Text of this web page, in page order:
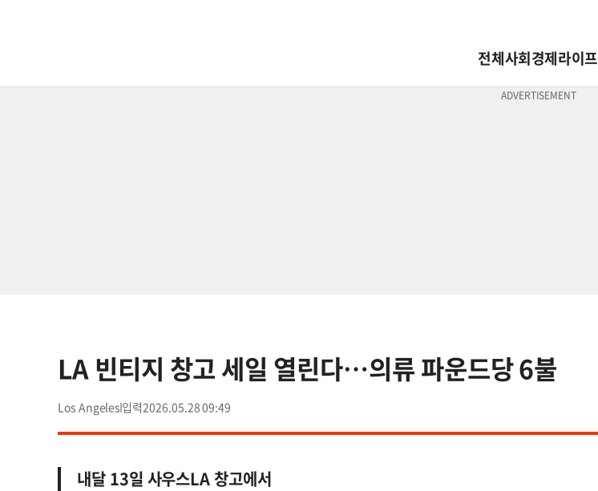
전체사회경제라이프
LA 빈티지 창고 세일 열린다…의류 파운드당 6불
Los Angeles 2026.05.28 09:49
내달 13일 사우스LA 창고에서